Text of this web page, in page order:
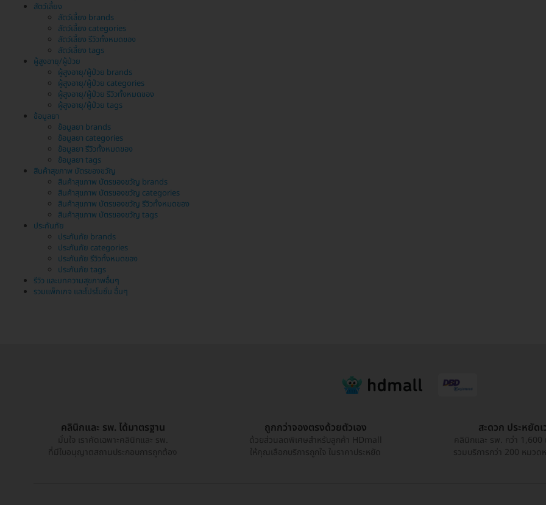
สัตว์เลี้ยง
สัตว์เลี้ยง brands
สัตว์เลี้ยง categories
สัตว์เลี้ยง รีวิวทั้งหมดของ
สัตว์เลี้ยง tags
ผู้สูงอายุ/ผู้ป่วย
ผู้สูงอายุ/ผู้ป่วย brands
ผู้สูงอายุ/ผู้ป่วย categories
ผู้สูงอายุ/ผู้ป่วย รีวิวทั้งหมดของ
ผู้สูงอายุ/ผู้ป่วย tags
ข้อมูลยา
ข้อมูลยา brands
ข้อมูลยา categories
ข้อมูลยา รีวิวทั้งหมดของ
ข้อมูลยา tags
สินค้าสุขภาพ บัตรของขวัญ
สินค้าสุขภาพ บัตรของขวัญ brands
สินค้าสุขภาพ บัตรของขวัญ categories
สินค้าสุขภาพ บัตรของขวัญ รีวิวทั้งหมดของ
สินค้าสุขภาพ บัตรของขวัญ tags
ประกันภัย
ประกันภัย brands
ประกันภัย categories
ประกันภัย รีวิวทั้งหมดของ
ประกันภัย tags
รีวิว และบทความสุขภาพอื่นๆ
รวมแพ็กเกจ และโปรโมชั่น อื่นๆ
คลินิกและ รพ. ได้มาตรฐาน
มั่นใจ เราคัดเฉพาะคลินิกและ รพ.
ที่มีใบอนุญาตสถานประกอบการถูกต้อง
ถูกกว่าจองตรงด้วยตัวเอง
ด้วยส่วนลดพิเศษสำหรับลูกค้า HDmall
ให้คุณเลือกบริการถูกใจ ในราคาประหยัด
สะดวก ประหยัดเ
คลินิกและ รพ. กว่า 1,600
รวมบริการกว่า 200 หมวด